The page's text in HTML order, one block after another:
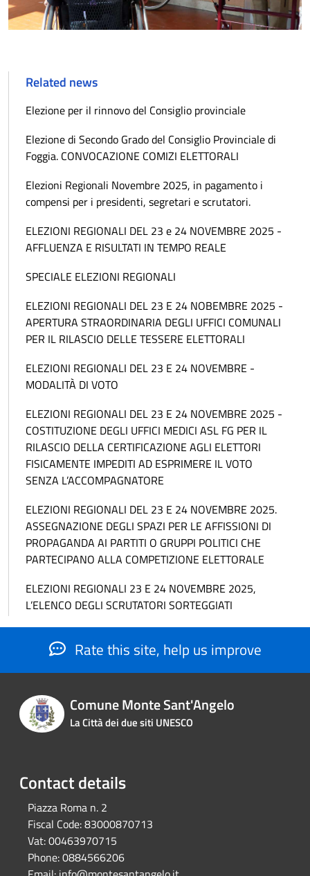
Related news
Elezione per il rinnovo del Consiglio provinciale
Elezione di Secondo Grado del Consiglio Provinciale di
Foggia. CONVOCAZIONE COMIZI ELETTORALI
Elezioni Regionali Novembre 2025, in pagamento i
compensi per i presidenti, segretari e scrutatori.
ELEZIONI REGIONALI DEL 23 e 24 NOVEMBRE 2025 -
AFFLUENZA E RISULTATI IN TEMPO REALE
SPECIALE ELEZIONI REGIONALI
ELEZIONI REGIONALI DEL 23 E 24 NOBEMBRE 2025 -
APERTURA STRAORDINARIA DEGLI UFFICI COMUNALI
PER IL RILASCIO DELLE TESSERE ELETTORALI
ELEZIONI REGIONALI DEL 23 E 24 NOVEMBRE -
MODALITÀ DI VOTO
ELEZIONI REGIONALI DEL 23 E 24 NOVEMBRE 2025 -
COSTITUZIONE DEGLI UFFICI MEDICI ASL FG PER IL
RILASCIO DELLA CERTIFICAZIONE AGLI ELETTORI
FISICAMENTE IMPEDITI AD ESPRIMERE IL VOTO
SENZA L’ACCOMPAGNATORE
ELEZIONI REGIONALI DEL 23 E 24 NOVEMBRE 2025.
ASSEGNAZIONE DEGLI SPAZI PER LE AFFISSIONI DI
PROPAGANDA AI PARTITI O GRUPPI POLITICI CHE
PARTECIPANO ALLA COMPETIZIONE ELETTORALE
ELEZIONI REGIONALI 23 E 24 NOVEMBRE 2025,
L’ELENCO DEGLI SCRUTATORI SORTEGGIATI
Rate this site, help us improve
Comune Monte Sant'Angelo
La Città dei due siti UNESCO
Contact details
Piazza Roma n. 2
Fiscal Code:83000870713
Vat:00463970715
Phone:0884566206